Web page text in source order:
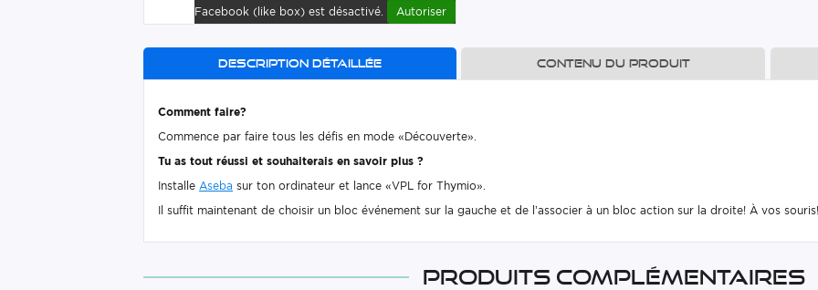
Facebook (like box) est désactivé.
Autoriser
Description détaillée Contenu du produit
Comment faire?
Commence par faire tous les défis en mode «Découverte».
Tu as tout réussi et souhaiterais en savoir plus ?
Installe Aseba sur ton ordinateur et lance «VPL for Thymio».
Il suffit maintenant de choisir un bloc événement sur la gauche et de l’associer à un bloc action sur la droite! À vos souris!
Produits complémentaires